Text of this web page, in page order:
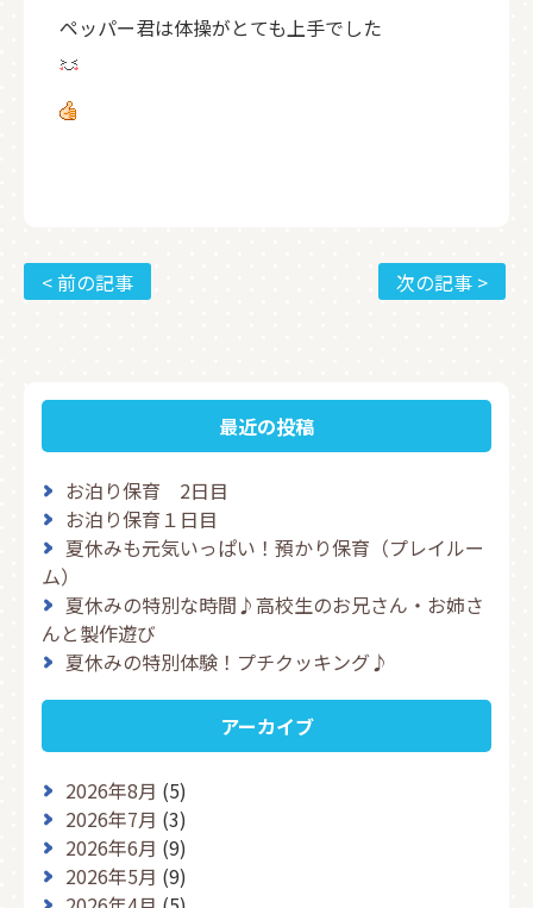
ペッパー君は体操がとても上手でした
< 前の記事 次の記事 >
最近の投稿
お泊り保育 2日目
お泊り保育１日目
夏休みも元気いっぱい！預かり保育（プレイルー
ム）
夏休みの特別な時間♪高校生のお兄さん・お姉さ
んと製作遊び
夏休みの特別体験！プチクッキング♪
アーカイブ
2026年8月 (5)
2026年7月 (3)
2026年6月 (9)
2026年5月 (9)